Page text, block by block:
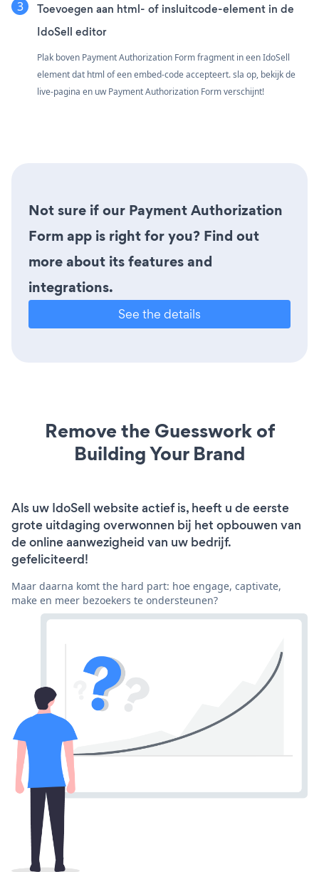
Toevoegen aan html- of insluitcode-element in de
IdoSell editor
Plak boven Payment Authorization Form fragment in een IdoSell
element dat html of een embed-code accepteert. sla op, bekijk de
live-pagina en uw Payment Authorization Form verschijnt!
Not sure if our Payment Authorization
Form app is right for you? Find out
more about its features and
integrations.
See the details
Remove the Guesswork of
Building Your Brand
Als uw IdoSell website actief is, heeft u de eerste
grote uitdaging overwonnen bij het opbouwen van
de online aanwezigheid van uw bedrijf.
gefeliciteerd!
Maar daarna komt the hard part: hoe engage, captivate,
make en meer bezoekers te ondersteunen?